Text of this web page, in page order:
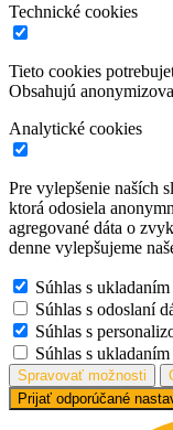
Technické cookies
Tieto cookies
Obsahujú
Analytické cookies
Pre vylepšenie naších
ktorá odosiela
agregované dáta o
denne vylepšujeme
Súhlas s
Súhlas s odoslaní
Súhlas s
Súhlas s
Spravovať možnosti
Prijať odporúčané